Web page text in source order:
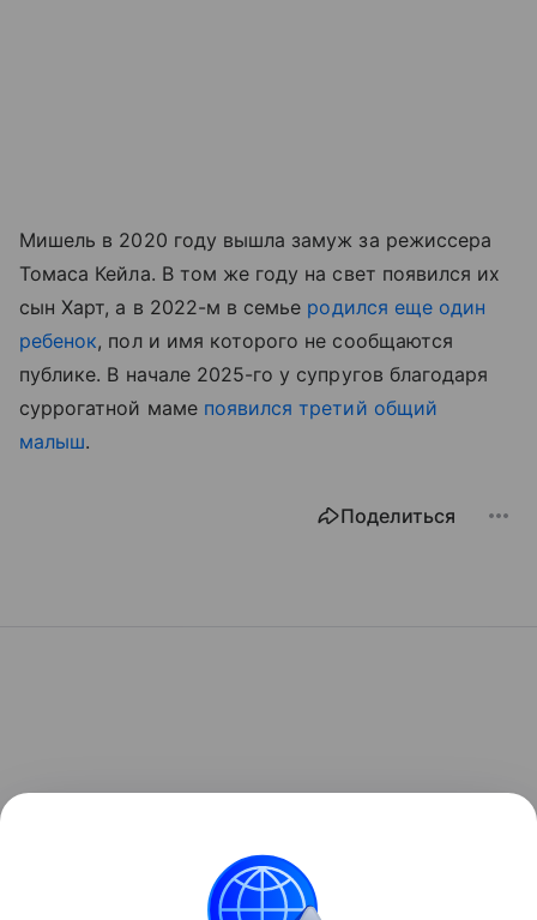
Мишель в 2020 году вышла замуж за режиссера
Томаса Кейла. В том же году на свет появился их
сын Харт, а в 2022-м в семье родился еще один
ребенок, пол и имя которого не сообщаются
публике. В начале 2025-го у супругов благодаря
суррогатной маме появился третий общий
малыш.
Поделиться